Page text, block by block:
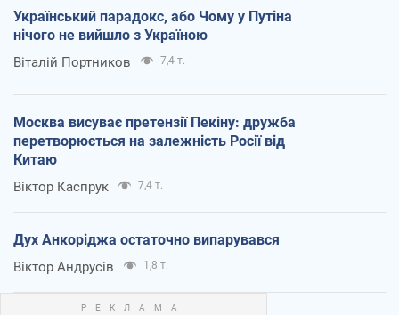
Український парадокс, або Чому у Путіна
нічого не вийшло з Україною
Віталій Портников 7,4 т.
Москва висуває претензії Пекіну: дружба
перетворюється на залежність Росії від
Китаю
Віктор Каспрук 7,4 т.
Дух Анкоріджа остаточно випарувався
Віктор Андрусів 1,8 т.